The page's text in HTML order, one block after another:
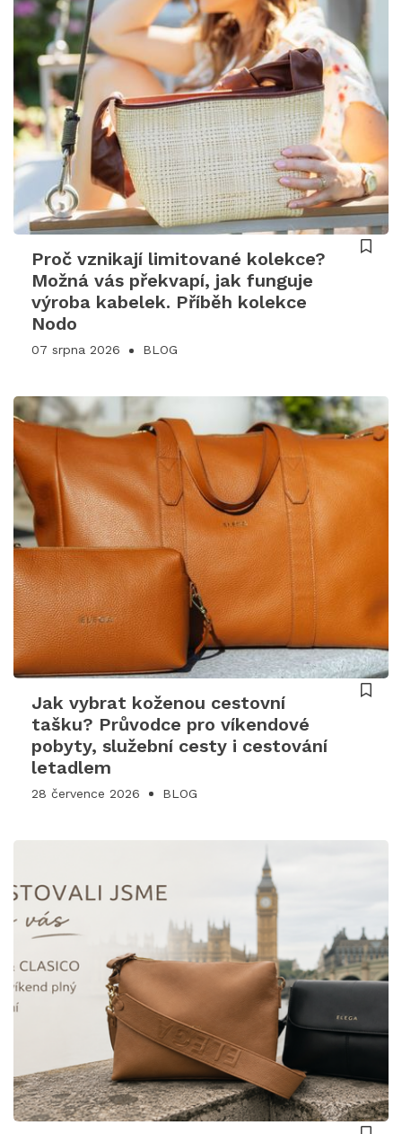
Proč vznikají limitované kolekce?
Možná vás překvapí, jak funguje
výroba kabelek. Příběh kolekce
Nodo
07 srpna 2026 BLOG
Jak vybrat koženou cestovní
tašku? Průvodce pro víkendové
pobyty, služební cesty i cestování
letadlem
28 července 2026 BLOG